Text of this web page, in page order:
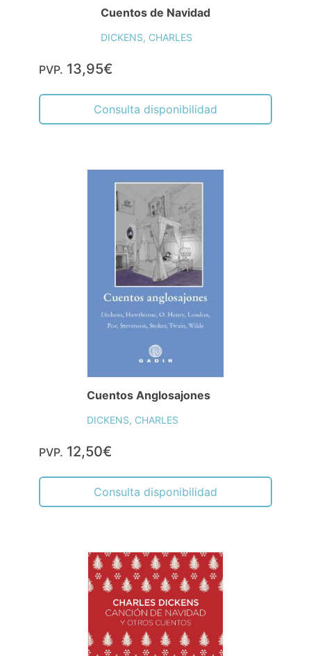
Cuentos de Navidad
DICKENS, CHARLES
PVP. 13,95€
Consulta disponibilidad
Cuentos Anglosajones
DICKENS, CHARLES
PVP. 12,50€
Consulta disponibilidad